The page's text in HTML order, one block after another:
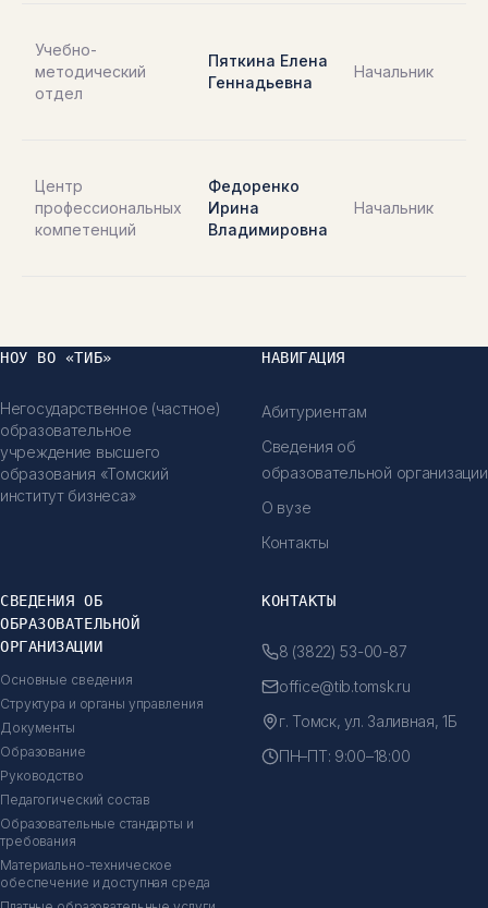
Учебно-
методический
отдел
Пяткина Елена
Геннадьевна
Начальник
Центр
профессиональных
компетенций
Федоренко
Ирина
Владимировна
Начальник
НОУ ВО «ТИБ»
Негосударственное (частное)
образовательное
учреждение высшего
образования «Томский
институт бизнеса»
НАВИГАЦИЯ
Абитуриентам
Сведения об
образовательной организации
О вузе
Контакты
СВЕДЕНИЯ ОБ
ОБРАЗОВАТЕЛЬНОЙ
ОРГАНИЗАЦИИ
Основные сведения
Структура и органы управления
Документы
Образование
Руководство
Педагогический состав
Образовательные стандарты и
требования
Материально-техническое
обеспечение и доступная среда
КОНТАКТЫ
8 (3822) 53-00-87
office@tib.tomsk.ru
г. Томск, ул. Заливная, 1Б
ПН–ПТ: 9:00–18:00